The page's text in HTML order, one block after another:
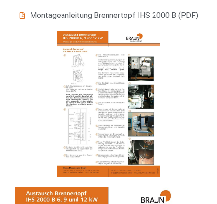
Montageanleitung Brennertopf IHS 2000 B (PDF)